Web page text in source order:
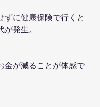
ずに健康保険で行くと
が発生。
が減ることが体感で